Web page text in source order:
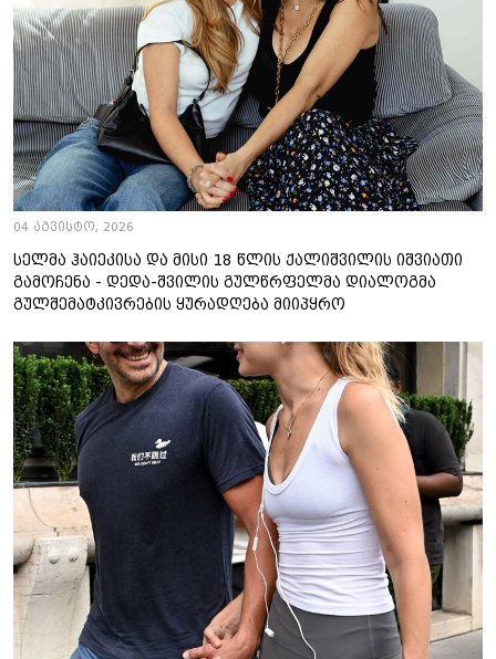
04 აგვისტო, 2026
სელმა ჰაიეკისა და მისი 18 წლის ქალიშვილის იშვიათი
გამოჩენა - დედა-შვილის გულწრფელმა დიალოგმა
გულშემატკივრების ყურადღება მიიპყრო